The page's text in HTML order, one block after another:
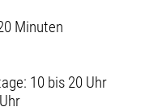
Minuten
10 bis 20 Uhr